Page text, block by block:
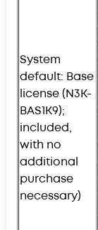
System
default: Base
license (N3K-
BAS1K9);
included,
with no
additional
purchase
necessary)